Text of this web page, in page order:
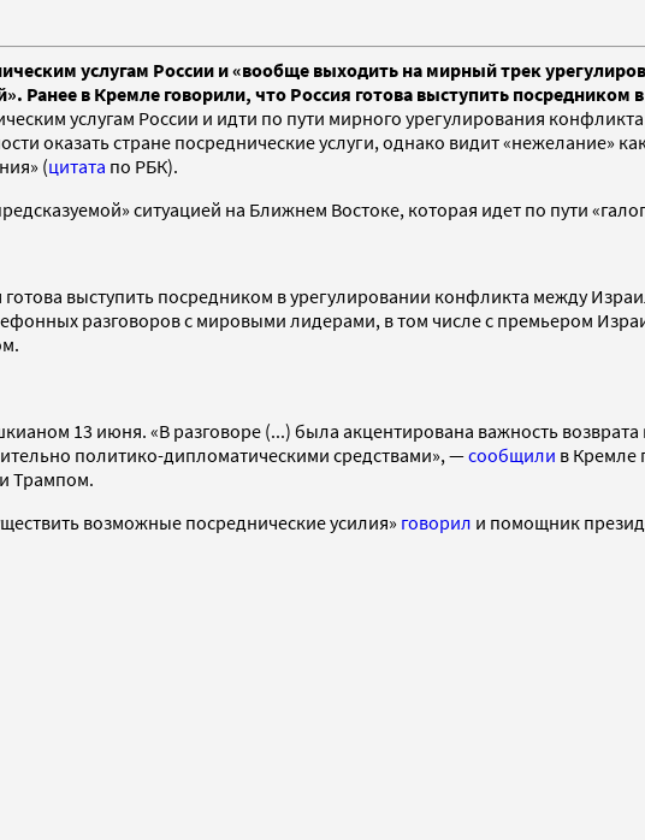
услугам России и «вообще выходить на мирный трек
Ранее в Кремле говорили, что Россия готова выступить
услугам России и идти по пути мирного урегулирования
оказать стране посреднические услуги, однако видит «нежелание»
(цитата по РБК).
ситуацией на Ближнем Востоке, которая идет по пути
выступить посредником в урегулировании конфликта между
разговоров с мировыми лидерами, в том числе с премьером
13 июня. «В разговоре (...) была акцентирована важность
политико-дипломатическими средствами», —сообщили в Кремле
Трампом.
возможные посреднические усилия» говорил и помощник